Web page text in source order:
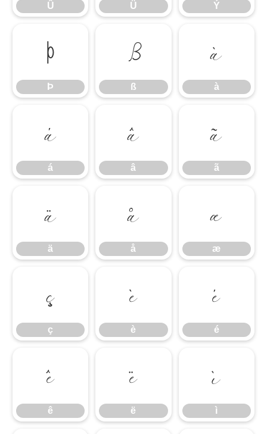
Û Ü Ý
Þ
Þ
ß
ß
à
à
á
á
â
â
ã
ã
ä
ä
å
å
æ
æ
ç
ç
è
è
é
é
ê
ê
ë
ë
ì
ì